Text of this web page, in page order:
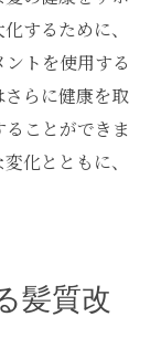
するために、
トを使用する
らに健康を取
ことができま
化とともに、
髪質改